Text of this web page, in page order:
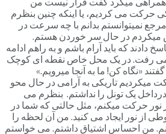
حرکت می کردیم، یا اینکه چنین بنظرم
نمیتوانستم بدانم با چه سرعت در
در حال سر خوردن هستم.
دادند که باید آرام باشم و به راهم ادامه
می رفت. در یک محل خاص نقطه ای کوچک
«نگاه کن! ما به آنجا میرویم.»
میکردیم تاریکی به آرامی در حال محو
یک تونل را نداشتم. بنظرم می
حرکت میکنم، مثل حالتی که شما در
از نور ایجاد می کنید. من آن لحظه را
من احساس اشتیاق داشتم. می خواستم